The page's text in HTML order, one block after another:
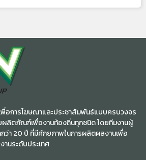
พื่อการโฆษณาและประชาสัมพันธ์แบบครบวงจร
ผลิตภัณฑ์เพื่องานท้องถิ่นทุกชนิด โดยทีมงานผู้
ว่า 20 ปี ที่มีศักยภาพในการผลิตผลงานเพื่อ
านระดับประเทศ